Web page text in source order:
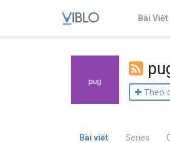
Bài Viết
Theo
Bài viết Series